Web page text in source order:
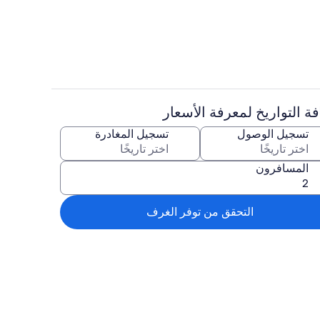
الغرفة
التواريخ لمعرفة الأسعار
تسجيل الوصول تسجيل المغادرة
المسافرون
التحقق من توفر الغرف